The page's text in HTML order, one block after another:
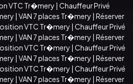
VTC Tr�mery | Chauffeur Privé
| VAN 7 places Tr�mery | Réserver
VTC Tr�mery | Chauffeur Privé
| VAN 7 places Tr�mery | Réserver
VTC Tr�mery | Chauffeur Privé
| VAN 7 places Tr�mery | Réserver
VTC Tr�mery | Chauffeur Privé
| VAN 7 places Tr�mery | Réserver